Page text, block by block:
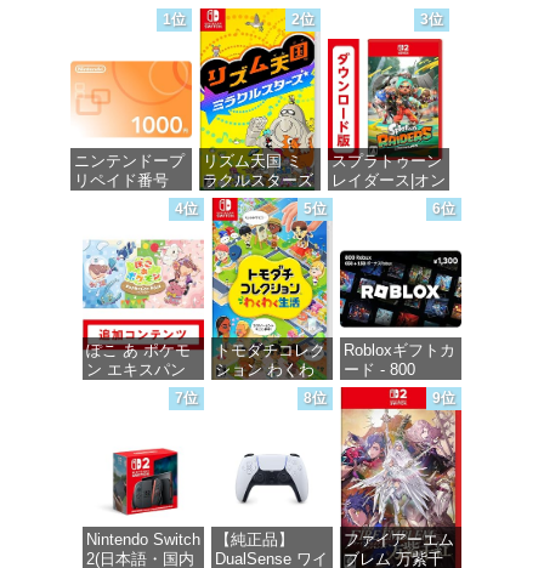
1位
ニンテンドープ
リペイド番号
1000円|オンラ
価格：¥1,000
2位
リズム天国 ミ
ラクルスターズ
-Switch
価格：¥5,645
3位
スプラトゥーン
レイダース|オン
ラインコード版
4位
ぽこ あ ポケモ
ン エキスパン
ションパス|オン
ラインコード版
価格：¥4,400
5位
トモダチコレク
ション わくわ
く生活 -Switch
6位
Robloxギフトカ
ード - 800
Robux 【限定バ
ーチャルアイテ
ムを含む】
【オンラインゲ
ームコード】
ロブロックス |
オンラインコー
ド版
7位
Nintendo Switch
2(日本語・国内
8位
【純正品】
DualSense ワイ
9位
ファイアーエム
ブレム 万紫千